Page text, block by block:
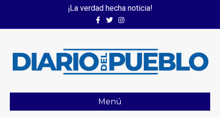
¡La verdad hecha noticia!
FacebookTwitterInstagram
Menú